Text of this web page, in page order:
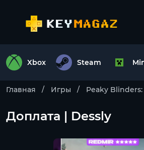
Xbox Steam
Главная Игры Peaky
Доплата | Dessly